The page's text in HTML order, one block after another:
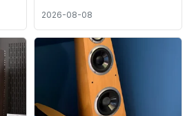
2026-08-08